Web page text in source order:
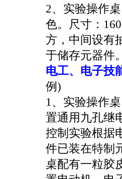
2、实验操作
色。尺寸：
方，中间设有
于储存元器件
电工、电子技
例)
1、实验操作
置通用九孔继
控制实验根据
件已装在特制
桌配有一粒胶